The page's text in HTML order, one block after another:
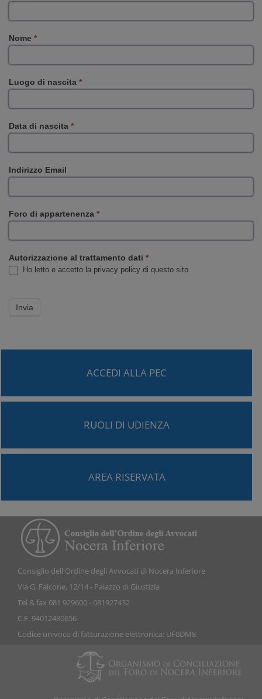
Nome *
Luogo di nascita *
Data di nascita *
Indirizzo Email
Foro di appartenenza *
Autorizzazione al trattamento dati *
Ho letto e accetto la privacy policy di questo sito
ACCEDI ALLA PEC
RUOLI DI UDIENZA
AREA RISERVATA
Consiglio dell'Ordine degli Avvocati di Nocera Inferiore
Via G. Falcone, 12/14 - Palazzo di Giustizia
Tel & fax 081 929600 - 081927432
C.F. 94012480656
Codice univoco di fatturazione elettronica: UF0DM8